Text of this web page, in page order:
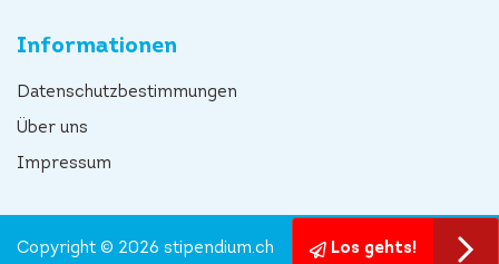
Informationen
Datenschutzbestimmungen
Über uns
Impressum
Los gehts!
Copyright © 2026 stipendium.ch